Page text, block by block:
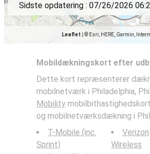
Leaflet © Esri, HERE, Garmin,
Sidste opdatering : 07/26/2026
Mobildækningskort efter
Dette kort repræsenterer
mobilnetværk i Philadelphia,
Mobility
og mobilnetværksdækning i
T-Mobile (inc.
Sprint)
Verizon
Wireless